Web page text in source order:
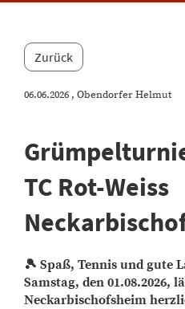
Zurück
06.06.2026 , Obendorfer Helmut
TC Rot-Weiss
🎾 Spaß, Tennis und gute
Samstag, den 01.08.2026,
Neckarbischofsheim